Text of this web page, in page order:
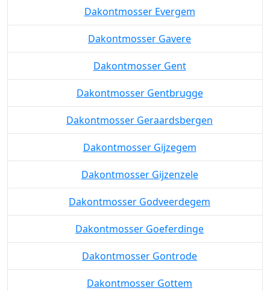
Dakontmosser Evergem
Dakontmosser Gavere
Dakontmosser Gent
Dakontmosser Gentbrugge
Dakontmosser Geraardsbergen
Dakontmosser Gijzegem
Dakontmosser Gijzenzele
Dakontmosser Godveerdegem
Dakontmosser Goeferdinge
Dakontmosser Gontrode
Dakontmosser Gottem